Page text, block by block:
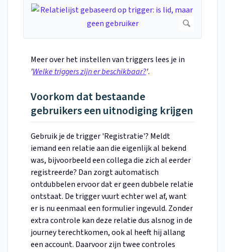
Meer over het instellen van triggers lees je in
'Welke triggers zijn er beschikbaar?'.
Voorkom dat bestaande
gebruikers een uitnodiging krijgen
Gebruik je de trigger 'Registratie'? Meldt
iemand een relatie aan die eigenlijk al bekend
was, bijvoorbeeld een collega die zich al eerder
registreerde? Dan zorgt automatisch
ontdubbelen ervoor dat er geen dubbele relatie
ontstaat. De trigger vuurt echter wel af, want
er is nu eenmaal een formulier ingevuld. Zonder
extra controle kan deze relatie dus alsnog in de
journey terechtkomen, ook al heeft hij allang
een account. Daarvoor zijn twee controles